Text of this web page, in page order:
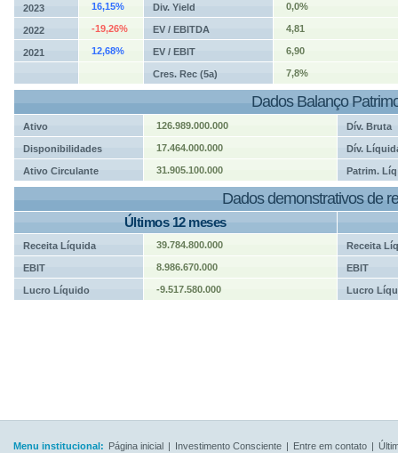
2023 16,15% Div. Yield 0,0%
2022 -19,26% EV / EBITDA 4,81
2021 12,68% EV / EBIT 6,90
Cres. Rec (5a) 7,8%
Dados Balanço
Ativo 126.989.000.000 Dív. Bruta
Disponibilidades 17.464.000.000 Dív.
Ativo Circulante 31.905.100.000 Patrim. Líq
Dados demonstrativos de
Últimos 12 meses
Receita Líquida 39.784.800.000 Receita
EBIT 8.986.670.000 EBIT
Lucro Líquido -9.517.580.000 Lucro
Menu institucional: Página inicial | Investimento Consciente | Entre em contato |